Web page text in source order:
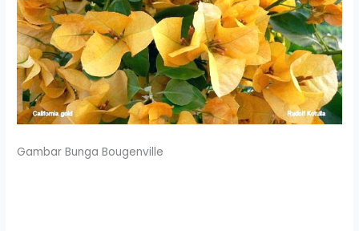
Gambar Bunga Bougenville